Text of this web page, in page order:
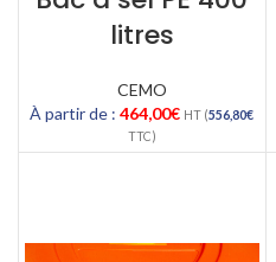
litres
CEMO
À partir de :464,00€ HT (556,80€
TTC)